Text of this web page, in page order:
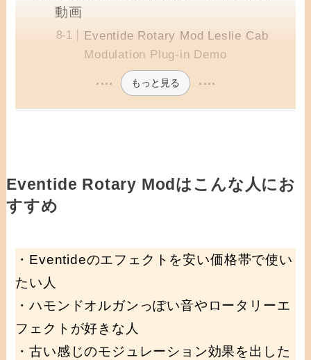
動画
Eventide Rotary Mod Leslie Cab
Modulation Plug-in Demo
もっと見る
Eventide Rotary Modはこんな人にお
すすめ
・Eventideのエフェクトを安い価格帯で使い
たい人
・ハモンドオルガンっぽい音やロータリーエ
フェクトが好きな人
・古い感じのモジュレーション効果を出した